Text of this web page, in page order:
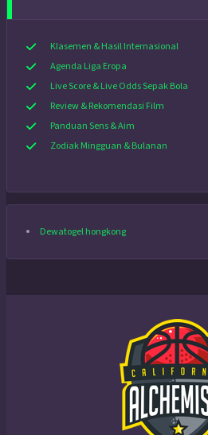
Klasemen & Hasil Internasional
Agenda Liga Eropa
Live Score & Live Odds Sepak Bola
Review & Rekomendasi Film
Panduan Sens & Aim
Zodiak Mingguan & Bulanan
Dewatogel hongkong